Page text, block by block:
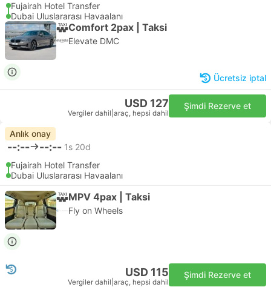
Fujairah Hotel Transfer
Dubai Uluslararası Havaalanı
Comfort 2pax | Taksi
Elevate DMC
Ücretsiz iptal
USD 127
Vergiler dahil araç, hepsi dahil
Şimdi Rezerve et
Anlık onay
--:-- --:-- 1s 20d
Fujairah Hotel Transfer
Dubai Uluslararası Havaalanı
MPV 4pax | Taksi
Fly on Wheels
USD 115
Vergiler dahil araç, hepsi dahil
Şimdi Rezerve et